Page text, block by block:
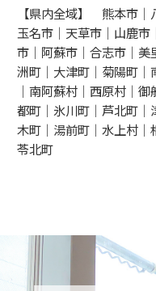
【県内全域】 熊本市｜
玉名市｜天草市｜山鹿
市｜阿蘇市｜合志市｜
洲町｜大津町｜菊陽町
｜南阿蘇村｜西原村｜
都町｜氷川町｜芦北町
木町｜湯前町｜水上村｜
苓北町